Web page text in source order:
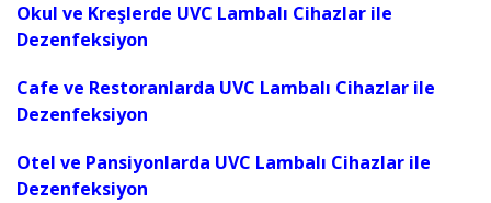
Okul ve Kreşlerde UVC Lambalı Cihazlar ile
Dezenfeksiyon
Cafe ve Restoranlarda UVC Lambalı Cihazlar ile
Dezenfeksiyon
Otel ve Pansiyonlarda UVC Lambalı Cihazlar ile
Dezenfeksiyon